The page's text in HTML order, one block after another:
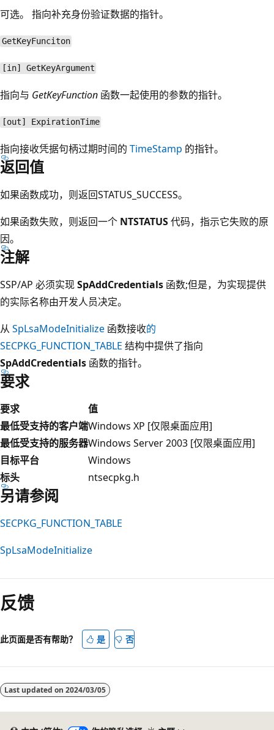
可选。 指向补充身份验证数据的指针。
GetKeyFunciton
[in] GetKeyArgument
指向与 GetKeyFunction 函数一起使用的参数的指针。
[out] ExpirationTime
指向接收凭据句柄过期时间的 TimeStamp 的指针。
返回值
如果函数成功，则返回STATUS_SUCCESS。
如果函数失败，则返回一个 NTSTATUS代码，指示它失败的原
因。
注解
SSP/AP 必须实现SpAddCredentials 函数;但是，为实现提供
的实际名称由开发人员决定。
从 SpLsaModeInitialize 函数接收的
SECPKG_FUNCTION_TABLE 结构中提供了指向
SpAddCredentials 函数的指针。
要求
要求
值
最低受支持的客户端Windows XP [仅限桌面应用]
最低受支持的服务器Windows Server 2003 [仅限桌面应用]
目标平台
Windows
标头
ntsecpkg.h
另请参阅
SECPKG_FUNCTION_TABLE
SpLsaModeInitialize
读
模
已
用
反馈
此页面是否有帮助？ 是 否
Last updated on 2024/03/05